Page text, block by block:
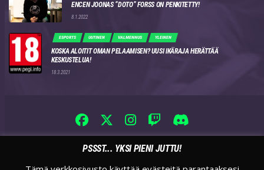
ENCEN JOONAS “DOTO” FORSS ON PENKITETTY!
8.1.2022
ESPORTS UUTINEN VALMENNUS YLEINEN
KOSKA ALOITIT OMAN PELAAMISEN? UUSI IKÄRAJA HERÄTTÄÄ
KESKUSTELUA!
18.3.2021
PSSST... YKSI PIENI JUTTU!